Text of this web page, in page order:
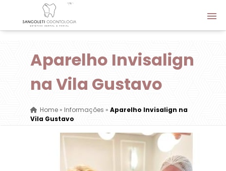
Aparelho Invisalign
na Vila Gustavo
Home» Informações » Aparelho Invisalign na
Vila Gustavo